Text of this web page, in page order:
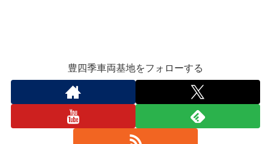
豊四季車両基地をフォローする